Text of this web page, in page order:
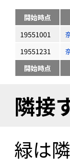
開始時点
19551001
19551231
開始時点
隣接
緑は